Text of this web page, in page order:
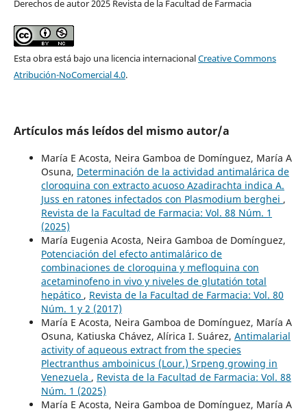
Derechos de autor 2025 Revista de la Facultad de Farmacia
Esta obra está bajo una licencia internacionalCreative Commons
Atribución-NoComercial 4.0.
Artículos más leídos del mismo autor/a
María E Acosta, Neira Gamboa de Domínguez, María A
Osuna, Determinación de la actividad antimalárica de
cloroquina con extracto acuoso Azadirachta indica A.
Juss en ratones infectados con Plasmodium berghei ,
Revista de la Facultad de Farmacia: Vol. 88 Núm. 1
(2025)
María Eugenia Acosta, Neira Gamboa de Domínguez,
Potenciación del efecto antimalárico de
combinaciones de cloroquina y mefloquina con
acetaminofeno in vivo y niveles de glutatión total
hepático , Revista de la Facultad de Farmacia: Vol. 80
Núm. 1 y 2 (2017)
María E Acosta, Neira Gamboa de Domínguez, María A
Osuna, Katiuska Chávez, Alírica I. Suárez, Antimalarial
activity of aqueous extract from the species
Plectranthus amboinicus (Lour.) Srpeng growing in
Venezuela , Revista de la Facultad de Farmacia: Vol. 88
Núm. 1 (2025)
María E Acosta, Neira Gamboa de Domínguez, María A